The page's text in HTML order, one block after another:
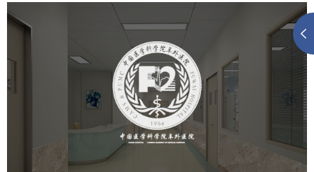
阜外医院
医药医疗 医院 医院网站建设 定制开发